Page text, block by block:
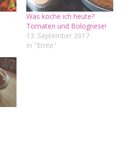
Was koche ich heute?
Tomaten und Bolognese!
13. September 2017
In "Ernte"